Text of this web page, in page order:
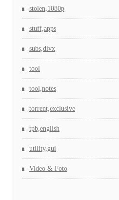
stolen,1080p
stuff,apps
subs,divx
tool
tool,notes
torrent,exclusive
tpb,english
utility,gui
Video & Foto